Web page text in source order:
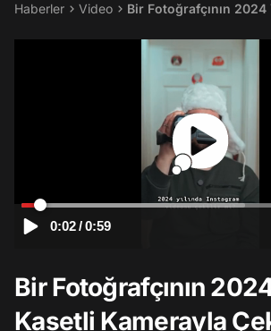
Haberler Video Bir Fotoğrafçının
0:02/0:59
Bir Fotoğrafçının
Kasetli Kamerayla